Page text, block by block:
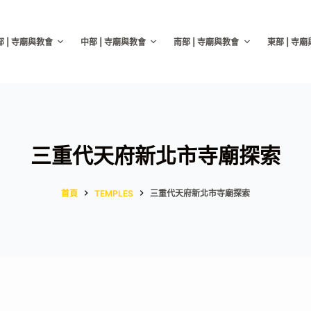
| 寺廟與教會 中部 | 寺廟與教會 南部 | 寺廟與教會 東部 | 寺廟
三重代天府新北市寺廟探索
首頁 TEMPLES 三重代天府新北市寺廟探索